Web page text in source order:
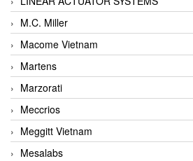
M.C. Miller
Macome Vietnam
Martens
Marzorati
Meccrios
Meggitt Vietnam
Mesalabs